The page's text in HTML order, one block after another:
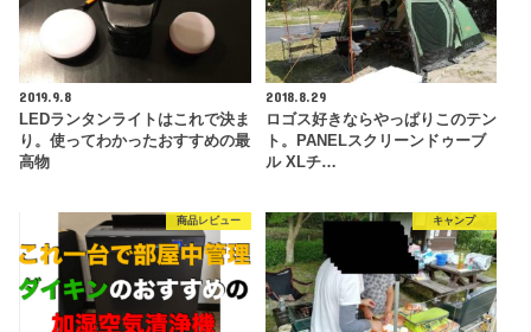
2019.9.8
LEDランタンライトはこれで決ま
り。使ってわかったおすすめの最
高物
2018.8.29
ロゴス好きならやっぱりこのテン
ト。PANELスクリーンドゥーブ
ル XLチ…
商品レビュー キャンプ